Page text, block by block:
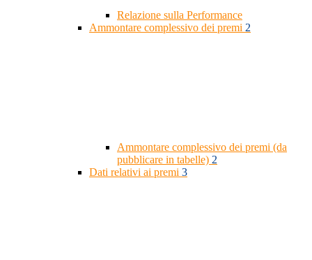
Relazione sulla Performance
Ammontare complessivo dei premi 2
Ammontare complessivo dei premi (da
pubblicare in tabelle) 2
Dati relativi ai premi 3